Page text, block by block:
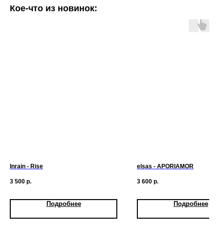
Кое-что из новинок:
Inrain - Rise
3 500 р.
Подробнее
elsas - APORIAMOR
3 600 р.
Подробнее